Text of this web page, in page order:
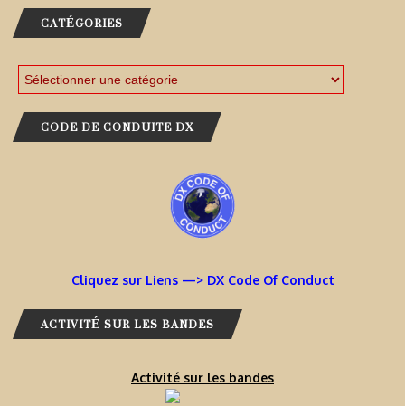
CATÉGORIES
CODE DE CONDUITE DX
Cliquez sur Liens —> DX Code Of Conduct
ACTIVITÉ SUR LES BANDES
Activité sur les bandes